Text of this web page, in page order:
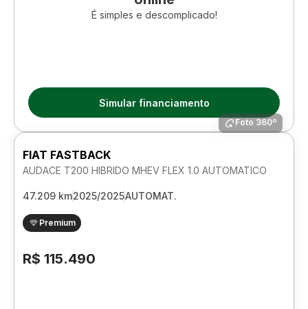
É simples e descomplicado!
Simular financiamento
Foto 360º
FIAT FASTBACK
AUDACE T200 HIBRIDO MHEV FLEX 1.0 AUTOMATICO
47.209 km2025/2025AUTOMAT.
Premium
R$ 115.490